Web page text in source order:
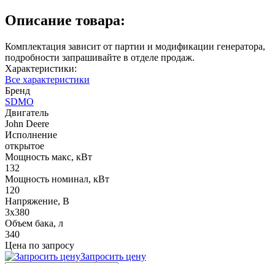
Описание товара:
Комплектация зависит от партии и модификации генератора,
подробности запрашивайте в отделе продаж.
Характеристики:
Все характеристики
Бренд
SDMO
Двигатель
John Deere
Исполнение
открытое
Мощность макс, кВт
132
Мощность номинал, кВт
120
Напряжение, В
3x380
Объем бака, л
340
Цена по запросу
Запросить цену